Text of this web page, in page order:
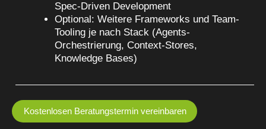
Spec-Driven Development
Optional: Weitere Frameworks und Team-
Tooling je nach Stack (Agents-
Orchestrierung, Context-Stores,
Knowledge Bases)
Kostenlosen Beratungstermin vereinbaren